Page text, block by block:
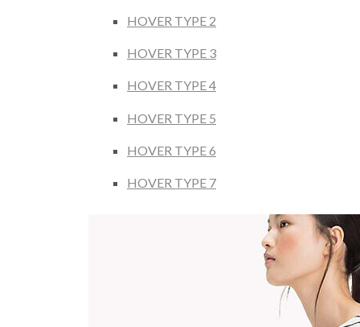
HOVER TYPE 2
HOVER TYPE 3
HOVER TYPE 4
HOVER TYPE 5
HOVER TYPE 6
HOVER TYPE 7